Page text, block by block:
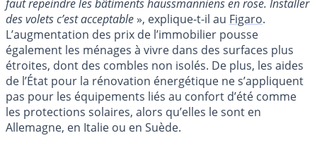
faut repeindre les bâtiments haussmanniens en rose. Installer
des volets c’est acceptable», explique-t-il au Figaro.
L’augmentation des prix de l’immobilier pousse
également les ménages à vivre dans des surfaces plus
étroites, dont des combles non isolés. De plus, les aides
de l’État pour la rénovation énergétique ne s’appliquent
pas pour les équipements liés au confort d’été comme
les protections solaires, alors qu’elles le sont en
Allemagne, en Italie ou en Suède.